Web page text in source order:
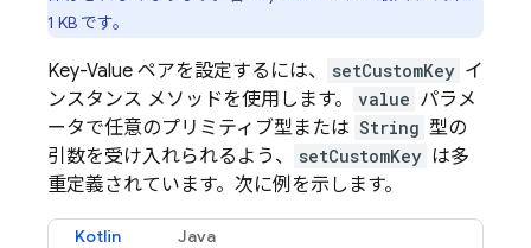
1 KB です。
Key-Value ペアを設定するには、 setCustomKey イ
ンスタンス メソッドを使用します。
value パラメ
ータで任意のプリミティブ型または String 型の
引数を受け入れられるよう、
setCustomKey は多
重定義されています。次に例を示します。
Kotlin Java